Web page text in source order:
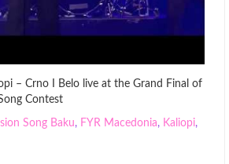
– Crno I Belo live at the Grand Final of
Contest
Song Baku, FYR Macedonia, Kaliopi,